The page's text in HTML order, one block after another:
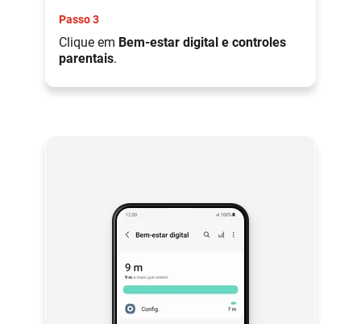
Passo 3
Clique em Bem-estar digital e controles
parentais.